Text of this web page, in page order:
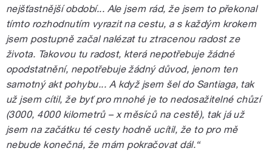
nejšťastnější období... Ale jsem rád, že jsem to překonal
tímto rozhodnutím vyrazit na cestu, a s každým krokem
jsem postupně začal nalézat tu ztracenou radost ze
života. Takovou tu radost, která nepotřebuje žádné
opodstatnění, nepotřebuje žádný důvod, jenom ten
samotný akt pohybu... A když jsem šel do Santiaga, tak
už jsem cítil, že byť pro mnohé je to nedosažitelné chůzí
(3000, 4000 kilometrů – x měsíců na cestě), tak já už
jsem na začátku té cesty hodně ucítil, že to pro mě
nebude konečná, že mám pokračovat dál.“